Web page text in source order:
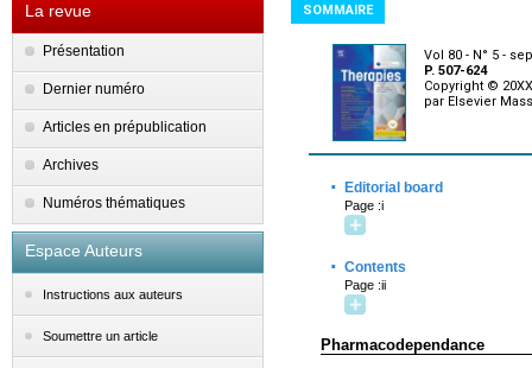
La revue
Présentation
Dernier numéro
Articles en prépublication
Archives
Numéros thématiques
Espace Auteurs
Instructions aux auteurs
Soumettre un article
SOMMAIRE
Vol 80 - N° 5 -
P. 507-624
Copyright ©
par Elsevier
· Editorial board
Page :i
· Contents
Page :ii
Pharmacodependance